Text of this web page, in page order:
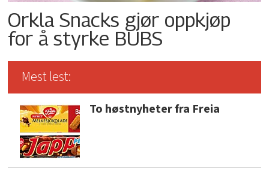
Orkla Snacks gjør oppkjøp
for å styrke BUBS
Mest lest:
To høstnyheter fra Freia